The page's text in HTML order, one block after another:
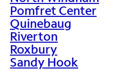
Pomfret Center
Quinebaug
Riverton
Roxbury
Sandy Hook